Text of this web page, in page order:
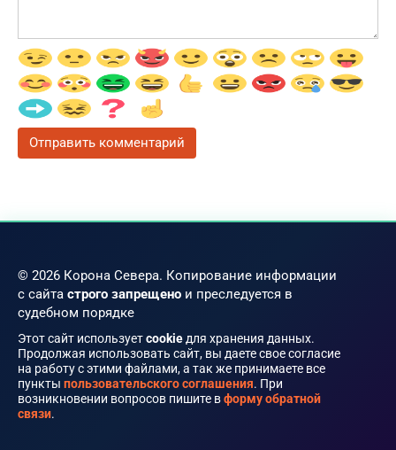
© 2026 Корона Севера. Копирование информации
с сайта строго запрещено и преследуется в
судебном порядке
Этот сайт используетcookie для хранения данных.
Продолжая использовать сайт, вы даете свое согласие
на работу с этими файлами, а так же принимаете все
пункты пользовательского соглашения. При
возникновении вопросов пишите вформу обратной
связи.